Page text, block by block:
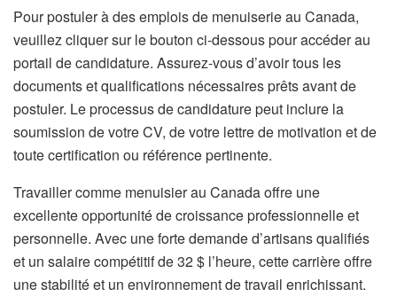
Pour postuler à des emplois de menuiserie au Canada,
veuillez cliquer sur le bouton ci-dessous pour accéder au
portail de candidature. Assurez-vous d’avoir tous les
documents et qualifications nécessaires prêts avant de
postuler. Le processus de candidature peut inclure la
soumission de votre CV, de votre lettre de motivation et de
toute certification ou référence pertinente.
Travailler comme menuisier au Canada offre une
excellente opportunité de croissance professionnelle et
personnelle. Avec une forte demande d’artisans qualifiés
et un salaire compétitif de 32 $ l’heure, cette carrière offre
une stabilité et un environnement de travail enrichissant.